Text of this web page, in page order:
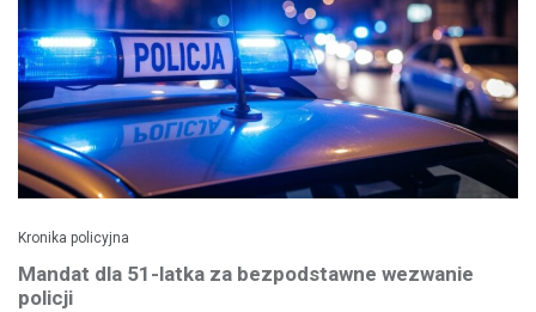
Kronika policyjna
Mandat dla 51-latka za bezpodstawne wezwanie
policji